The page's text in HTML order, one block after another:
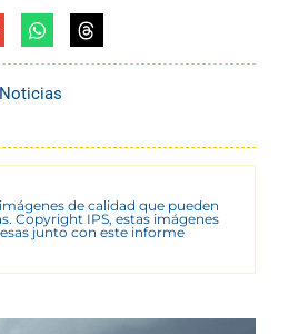
de calidad que pueden
Copyright IPS, estas imágenes
junto con este informe